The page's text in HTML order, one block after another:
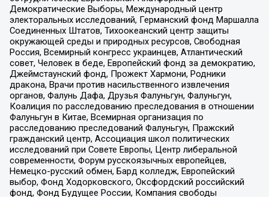
Демократические Выборы, Международный центр
электоральных исследований, Германский фонд Маршалла
Соединенных Штатов, Тихоокеанский центр защиты
окружающей среды и природных ресурсов, Свободная
Россия, Всемирный конгресс украинцев, Атлантический
совет, Человек в беде, Европейский фонд за демократию,
Джеймстаунский фонд, Прожект Хармони, Родники
дракона, Врачи против насильственного извлечения
органов, Фалунь Дафа, Друзья Фалуньгун, Фалуньгун,
Коалиция по расследованию преследования в отношении
Фалуньгун в Китае, Всемирная организация по
расследованию преследований Фалуньгун, Пражский
гражданский центр, Ассоциация школ политических
исследований при Совете Европы, Центр либеральной
современности, Форум русскоязычных европейцев,
Немецко-русский обмен, Бард колледж, Европейский
выбор, Фонд Ходорковского, Оксфордский российский
фонд, Фонд Будущее России, Компания свободы